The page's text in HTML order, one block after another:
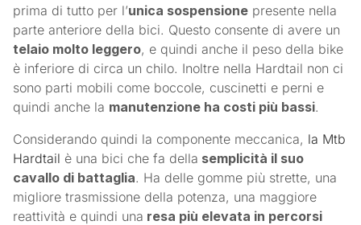
prima di tutto per l’unica sospensione presente nella
parte anteriore della bici. Questo consente di avere un
telaio molto leggero, e quindi anche il peso della bike
è inferiore di circa un chilo. Inoltre nella Hardtail non ci
sono parti mobili come boccole, cuscinetti e perni e
quindi anche la manutenzione ha costi più bassi.
Considerando quindi la componente meccanica, la Mtb
Hardtail è una bici che fa della semplicità il suo
cavallo di battaglia. Ha delle gomme più strette, una
migliore trasmissione della potenza, una maggiore
reattività e quindi una resa più elevata in percorsi